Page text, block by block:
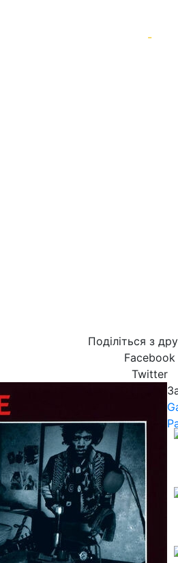
-
Поділіться з
Facebook
Twitter